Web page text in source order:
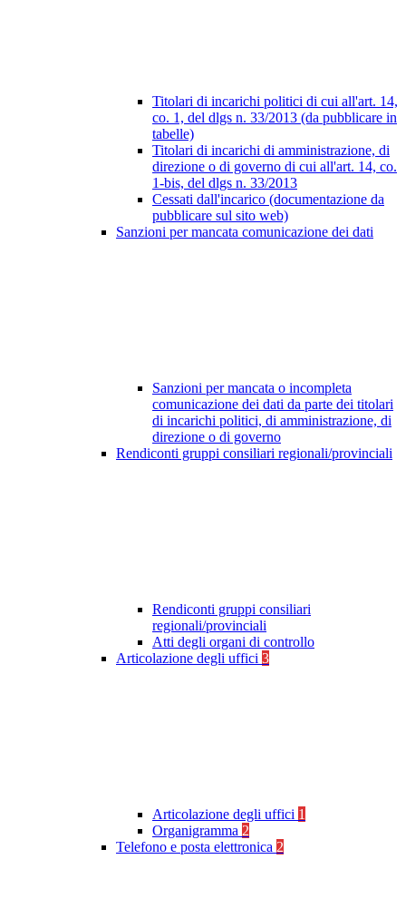
Titolari di incarichi politici di cui all'art. 14,
co. 1, del dlgs n. 33/2013 (da pubblicare in
tabelle)
Titolari di incarichi di amministrazione, di
direzione o di governo di cui all'art. 14, co.
1-bis, del dlgs n. 33/2013
Cessati dall'incarico (documentazione da
pubblicare sul sito web)
Sanzioni per mancata comunicazione dei dati
Sanzioni per mancata o incompleta
comunicazione dei dati da parte dei titolari
di incarichi politici, di amministrazione, di
direzione o di governo
Rendiconti gruppi consiliari regionali/provinciali
Rendiconti gruppi consiliari
regionali/provinciali
Atti degli organi di controllo
Articolazione degli uffici 3
Articolazione degli uffici 1
Organigramma 2
Telefono e posta elettronica 2